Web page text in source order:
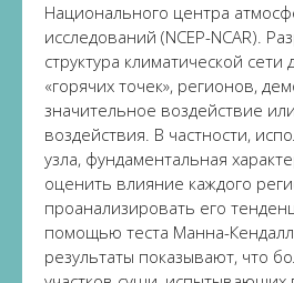
Национального центра
исследований (NCEP-NCAR).
структура климатической
«горячих точек», регионов,
значительное воздействие
воздействия. В частности,
узла, фундаментальная
оценить влияние каждого
проанализировать его
помощью теста Манна-
результаты показывают, что